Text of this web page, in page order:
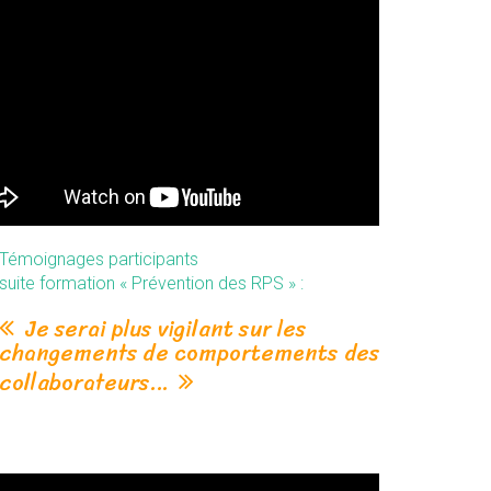
participants
formation « Prévention des RPS » :
Je serai plus vigilant sur les
de comportements des